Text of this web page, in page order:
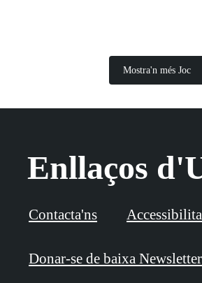
Mostra'n més Joc
Enllaços
Contacta'ns
Donar-se de baixa Newsletter